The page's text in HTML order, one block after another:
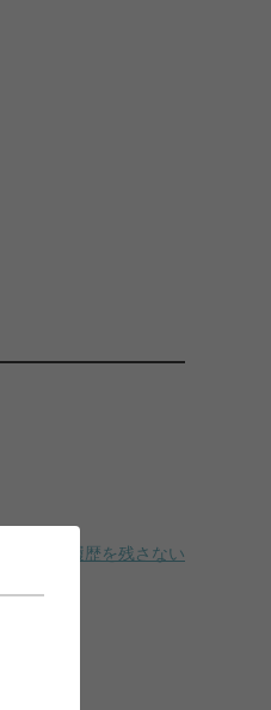
履歴を残さない